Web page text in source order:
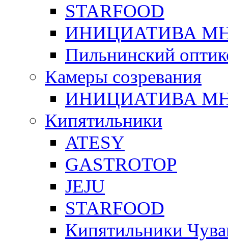
STARFOOD
ИНИЦИАТИВА
Пильнинский
Камеры созревания
ИНИЦИАТИВА
Кипятильники
ATESY
GASTROTOP
JEJU
STARFOOD
Кипятильники